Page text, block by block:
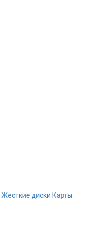
Жесткие диски Карты